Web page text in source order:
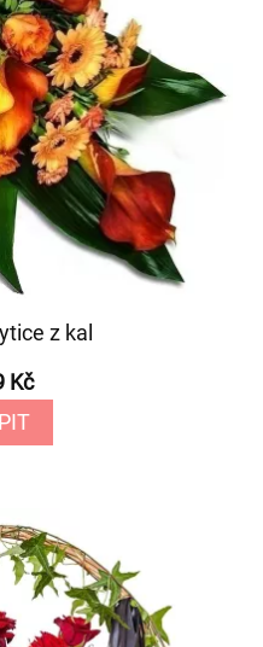
z kal
Kč